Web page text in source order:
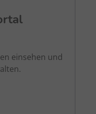
einsehen und